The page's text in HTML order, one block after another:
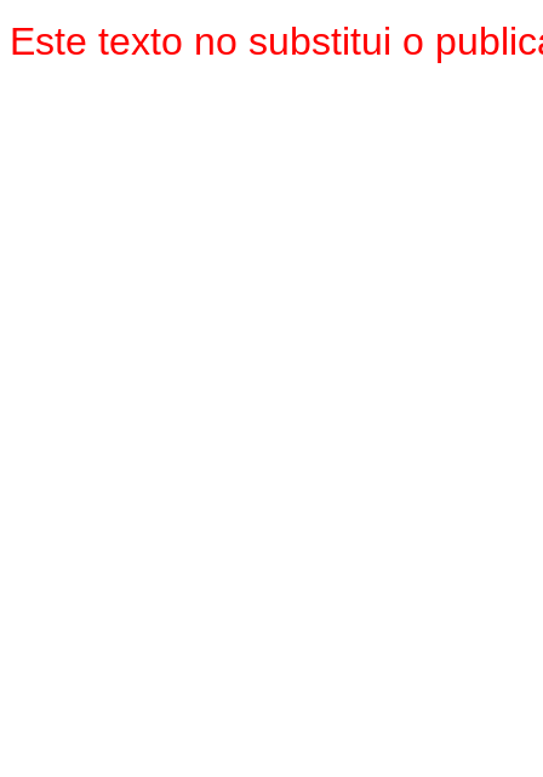
Este texto no substitui o